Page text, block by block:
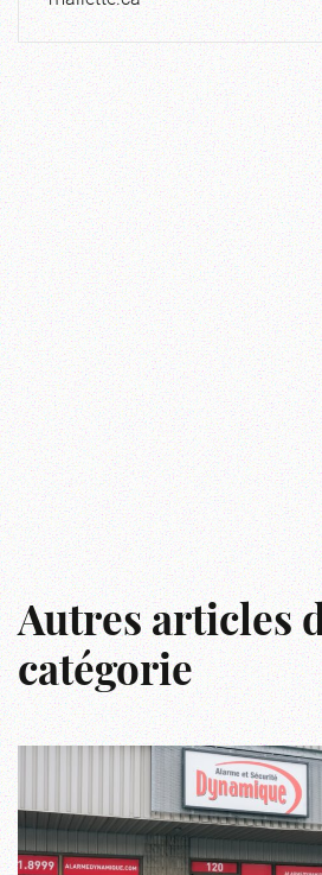
Autres articles
catégorie